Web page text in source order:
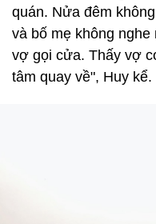
quán. Nửa đêm
và bố mẹ không
vợ gọi cửa. Thấy vợ
tâm quay về", Huy kể.